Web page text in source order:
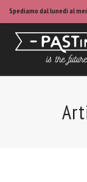
Spediamo dal lunedì al